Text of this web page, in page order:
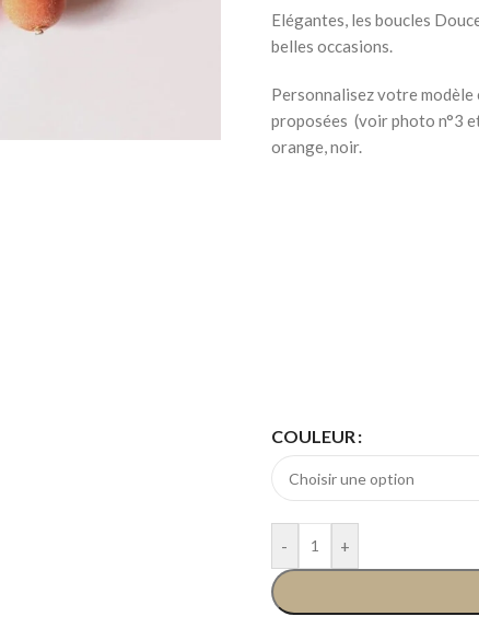
Elégantes, les boucles
belles occasions.
Personnalisez votre
proposées (voir photo n°3
orange, noir.
COULEUR
- +